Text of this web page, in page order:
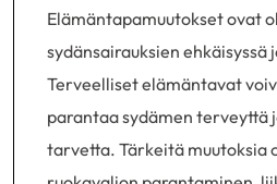
Elämäntapamuutokset ovat
sydänsairauksien ehkäisyssä
Terveelliset elämäntavat
parantaa sydämen terveyttä
tarvetta. Tärkeitä muutoksia